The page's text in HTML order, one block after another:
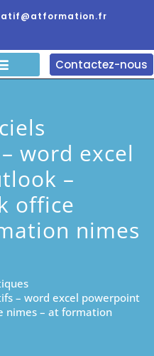
Contactez-nous
word excel
–
office
nimes
– word excel powerpoint
nimes – at formation